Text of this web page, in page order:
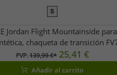
S
Jordan Flight Mountainside
chaqueta de transición
PVP:139,99 €* 25,41 €
Añadir al carrito